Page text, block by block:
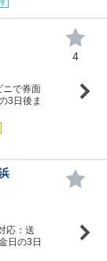
で券面
3日後ま
4
応：送
日の3日